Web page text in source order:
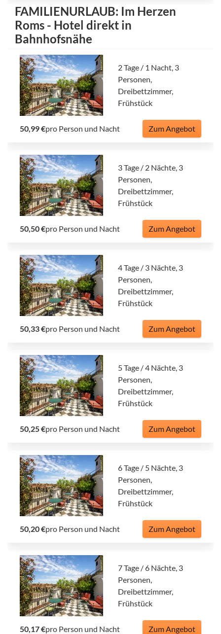
FAMILIENURLAUB: Im Herzen
Roms - Hotel direkt in
Bahnhofsnähe
2 Tage / 1 Nacht, 3
Personen,
Dreibettzimmer,
Frühstück
50,99 €pro Person und Nacht Zum Angebot
3 Tage / 2 Nächte, 3
Personen,
Dreibettzimmer,
Frühstück
50,50 €pro Person und Nacht Zum Angebot
4 Tage / 3 Nächte, 3
Personen,
Dreibettzimmer,
Frühstück
50,33 €pro Person und Nacht Zum Angebot
5 Tage / 4 Nächte, 3
Personen,
Dreibettzimmer,
Frühstück
50,25 €pro Person und Nacht Zum Angebot
6 Tage / 5 Nächte, 3
Personen,
Dreibettzimmer,
Frühstück
50,20 €pro Person und Nacht Zum Angebot
7 Tage / 6 Nächte, 3
Personen,
Dreibettzimmer,
Frühstück
50,17 €pro Person und Nacht Zum Angebot